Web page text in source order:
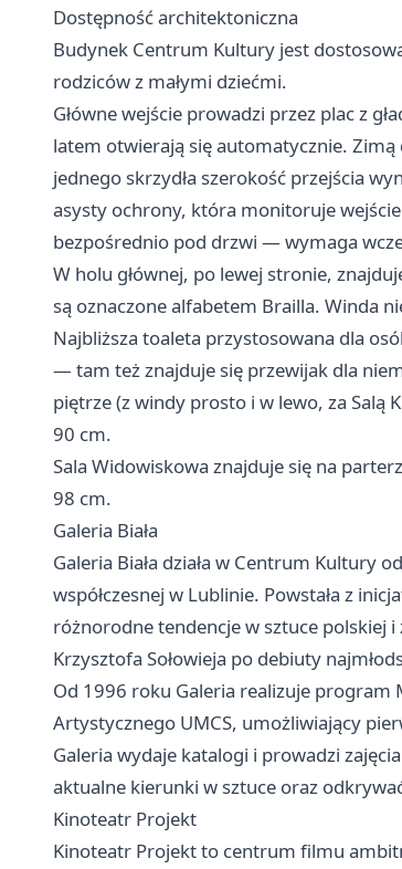
Dostępność architektoniczna
Budynek Centrum Kultury jest
rodziców z małymi dziećmi.
Główne wejście prowadzi przez plac z
latem otwierają się automatycznie.
jednego skrzydła szerokość przejścia
asysty ochrony, która monitoruje
bezpośrednio pod drzwi — wymaga
W holu głównej, po lewej stronie,
są oznaczone alfabetem Brailla. Winda
Najbliższa toaleta przystosowana dla
— tam też znajduje się przewijak dla
piętrze (z windy prosto i w lewo, za
90 cm.
Sala Widowiskowa znajduje się na
98 cm.
Galeria Biała
Galeria Biała działa w Centrum Kultury
współczesnej w Lublinie. Powstała z
różnorodne tendencje w sztuce polskiej
Krzysztofa Sołowieja po debiuty
Od 1996 roku Galeria realizuje program
Artystycznego UMCS, umożliwiający
Galeria wydaje katalogi i prowadzi
aktualne kierunki w sztuce oraz
Kinoteatr Projekt
Kinoteatr Projekt to centrum filmu